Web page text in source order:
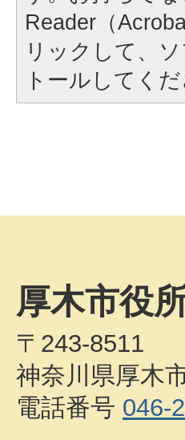
Reader（
リックして、
トールしてくだ
厚木市役
〒243-8511
神奈川県厚木
電話番号 046-